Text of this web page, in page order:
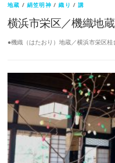
地蔵 /絹笠明神 /織り /講
横浜市栄区／機織地
●機織（はたおり）地蔵／横浜市栄区